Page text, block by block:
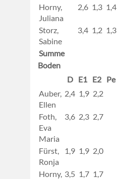
Horny,
Juliana
2,6 1,3 1,4
Storz,
Sabine
3,4 1,2 1,3
Summe
Boden
D E1 E2 Pe
Auber,
Ellen
2,4 1,9 2,2
Foth,
Eva
Maria
3,6 2,3 2,7
Fürst,
Ronja
1,9 1,9 2,0
Horny, 3,5 1,7 1,7